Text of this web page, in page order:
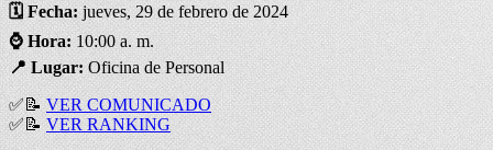
🗓️ Fecha:jueves, 29 de febrero de 2024
⌚Hora:10:00 a. m.
📍Lugar:Oficina de Personal
✅📝VER COMUNICADO
✅📝VER RANKING